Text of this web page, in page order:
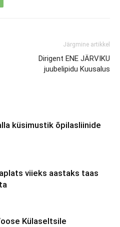
Järgmine artikkel
Dirigent ENE JÄRVIKU
juubelipidu Kuusalus
küsimustik õpilasliinide
viieks aastaks taas
Külaseltsile